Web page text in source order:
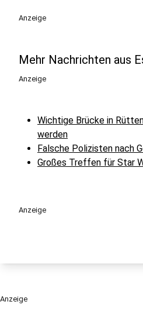
Anzeige
Mehr Nachrichten aus
Anzeige
Wichtige Brücke in
werden
Falsche Polizisten nach
Großes Treffen für Star
Anzeige
Anzeige